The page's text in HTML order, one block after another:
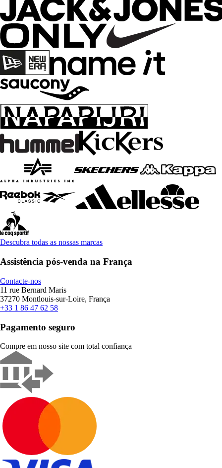
Descubra todas as nossas marcas
Assistência pós-venda na França
Contacte-nos
11 rue Bernard Maris
37270 Montlouis-sur-Loire, França
+33 1 86 47 62 58
Pagamento seguro
Compre em nosso site com total confiança